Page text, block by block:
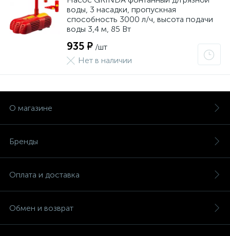
воды, 3 насадки, пропускная
способность 3000 л/ч, высота подачи
воды 3,4 м, 85 Вт
935 ₽ /шт
Нет в наличии
О магазине
Бренды
Оплата и доставка
Обмен и возврат